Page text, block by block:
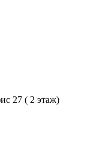
27 ( 2 этаж)